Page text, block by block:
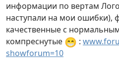
информации по вертам
наступали на мои ошибки),
качественные с
компреснутые 😁 :
showforum=10